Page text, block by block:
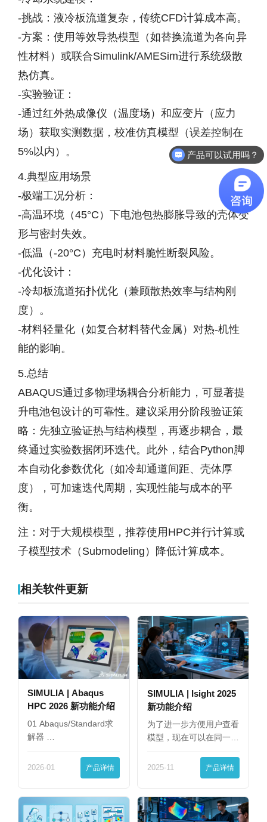
-挑战：液冷板流道复杂，传统CFD计算成本高。
-方案：使用等效导热模型（如替换流道为各向异
性材料）或联合Simulink/AMESim进行系统级散
热仿真。
-实验验证：
-通过红外热成像仪（温度场）和应变片（应力
场）获取实测数据，校准仿真模型（误差控制在
5%以内）。
4.典型应用场景
-极端工况分析：
-高温环境（45°C）下电池包热膨胀导致的壳体变
形与密封失效。
-低温（-20°C）充电时材料脆性断裂风险。
-优化设计：
-冷却板流道拓扑优化（兼顾散热效率与结构刚
度）。
-材料轻量化（如复合材料替代金属）对热-机性
能的影响。
5.总结
ABAQUS通过多物理场耦合分析能力，可显著提
升电池包设计的可靠性。建议采用分阶段验证策
略：先独立验证热与结构模型，再逐步耦合，最
终通过实验数据闭环迭代。此外，结合Python脚
本自动化参数优化（如冷却通道间距、壳体厚
度），可加速迭代周期，实现性能与成本的平
衡。
注：对于大规模模型，推荐使用HPC并行计算或
子模型技术（Submodeling）降低计算成本。
相关软件更新
SIMULIA | Abaqus
HPC 2026 新功能介绍
01 Abaqus/Standard求
解器 …
2026-01 产品详情
SIMULIA | Isight 2025
新功能介绍
为了进一步方便用户查看
模型，现在可以在同一
2025-11 产品详情
产品可以试用吗？
软件有折扣吗？